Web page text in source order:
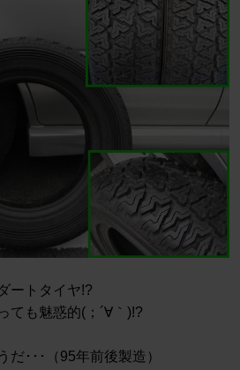
ートタイヤ!?
ても魅惑的(；´∀｀)!?
･･･（95年前後製造）